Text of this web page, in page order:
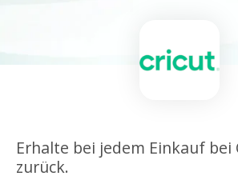
Erhalte bei jedem Einkauf bei
zurück.